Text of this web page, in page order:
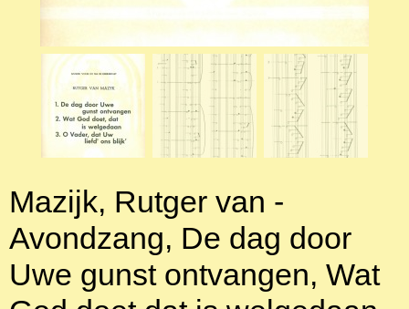
Mazijk, Rutger van -
Avondzang, De dag door
Uwe gunst ontvangen, Wat